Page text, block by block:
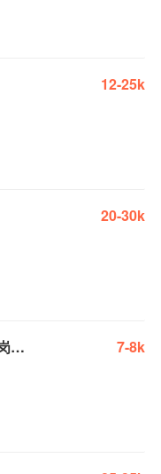
12-25k
20-30k
新能源普工，保底8000，长白班坐岗，包吃包住，环境很好 7-8k